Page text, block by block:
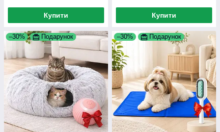
Купити Купити
–30% Подарунок –30% Подарунок